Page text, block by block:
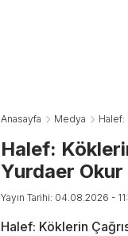
Anasayfa Medya Halef:
Halef:
Yurdaer Okur
Yayın Tarihi: 04.08.2026 -
Halef: Köklerin